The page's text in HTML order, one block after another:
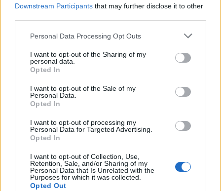
Downstream Participants that may further disclose it to other
Personal Data Processing Opt Outs
I want to opt-out of the Sharing of my
personal data.
Opted In
I want to opt-out of the Sale of my
Personal Data.
Opted In
I want to opt-out of processing my
Personal Data for Targeted Advertising.
Opted In
I want to opt-out of Collection, Use,
Retention, Sale, and/or Sharing of my
Personal Data that Is Unrelated with the
Purposes for which it was collected.
Opted Out
ΣΥΜΒΑΤΙΚΕΣ ΠΗΓΕΣ
Σχεδόν 70% πάνω από τα προ κρίσης επίπεδα
Ευρώπη
30/07/2026 - 08:03